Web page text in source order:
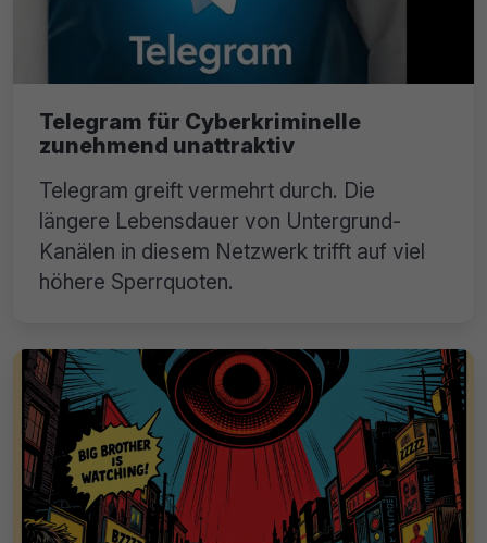
Telegram für Cyberkriminelle
zunehmend unattraktiv
Telegram greift vermehrt durch. Die
längere Lebensdauer von Untergrund-
Kanälen in diesem Netzwerk trifft auf viel
höhere Sperrquoten.